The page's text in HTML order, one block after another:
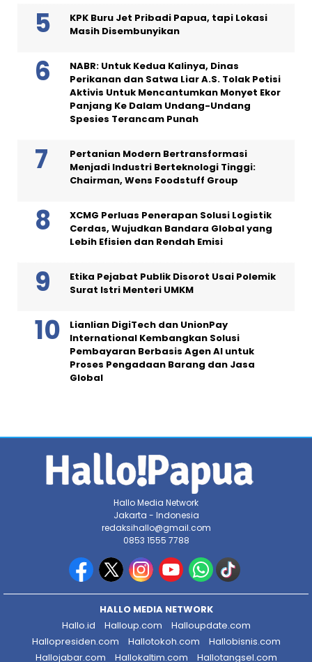
KPK Buru Jet Pribadi Papua, tapi Lokasi
Masih Disembunyikan
NABR: Untuk Kedua Kalinya, Dinas
Perikanan dan Satwa Liar A.S. Tolak Petisi
Aktivis Untuk Mencantumkan Monyet Ekor
Panjang Ke Dalam Undang-Undang
Spesies Terancam Punah
Pertanian Modern Bertransformasi
Menjadi Industri Berteknologi Tinggi:
Chairman, Wens Foodstuff Group
XCMG Perluas Penerapan Solusi Logistik
Cerdas, Wujudkan Bandara Global yang
Lebih Efisien dan Rendah Emisi
Etika Pejabat Publik Disorot Usai Polemik
Surat Istri Menteri UMKM
Lianlian DigiTech dan UnionPay
International Kembangkan Solusi
Pembayaran Berbasis Agen AI untuk
Proses Pengadaan Barang dan Jasa
Global
Hallo Media Network
Jakarta - Indonesia
redaksihallo@gmail.com
0853 1555 7788
HALLO MEDIA NETWORK
Hallo.id
Halloup.com
Halloupdate.com
Hallopresiden.com
Hallotokoh.com
Hallobisnis.com
Hallojabar.com
Hallokaltim.com Hallotangsel.com